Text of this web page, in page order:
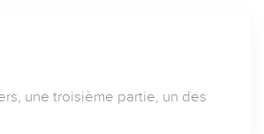
une troisième partie, un des